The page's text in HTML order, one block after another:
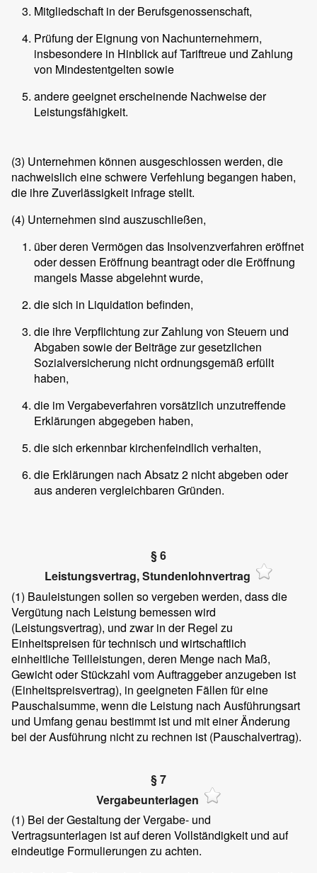
Mitgliedschaft in der Berufsgenossenschaft,
Prüfung der Eignung von Nachunternehmern,
insbesondere in Hinblick auf Tariftreue und Zahlung
von Mindestentgelten sowie
andere geeignet erscheinende Nachweise der
Leistungsfähigkeit.
(3) Unternehmen können ausgeschlossen werden, die
nachweislich eine schwere Verfehlung begangen haben,
die ihre Zuverlässigkeit infrage stellt.
(4) Unternehmen sind auszuschließen,
über deren Vermögen das Insolvenzverfahren eröffnet
oder dessen Eröffnung beantragt oder die Eröffnung
mangels Masse abgelehnt wurde,
die sich in Liquidation befinden,
die ihre Verpflichtung zur Zahlung von Steuern und
Abgaben sowie der Beiträge zur gesetzlichen
Sozialversicherung nicht ordnungsgemäß erfüllt
haben,
die im Vergabeverfahren vorsätzlich unzutreffende
Erklärungen abgegeben haben,
die sich erkennbar kirchenfeindlich verhalten,
die Erklärungen nach Absatz 2 nicht abgeben oder
aus anderen vergleichbaren Gründen.
§ 6
Leistungsvertrag, Stundenlohnvertrag
(1) Bauleistungen sollen so vergeben werden, dass die
Vergütung nach Leistung bemessen wird
(Leistungsvertrag), und zwar in der Regel zu
Einheitspreisen für technisch und wirtschaftlich
einheitliche Teilleistungen, deren Menge nach Maß,
Gewicht oder Stückzahl vom Auftraggeber anzugeben ist
(Einheitspreisvertrag), in geeigneten Fällen für eine
Pauschalsumme, wenn die Leistung nach Ausführungsart
und Umfang genau bestimmt ist und mit einer Änderung
bei der Ausführung nicht zu rechnen ist (Pauschalvertrag).
§ 7
Vergabeunterlagen
(1) Bei der Gestaltung der Vergabe- und
Vertragsunterlagen ist auf deren Vollständigkeit und auf
eindeutige Formulierungen zu achten.